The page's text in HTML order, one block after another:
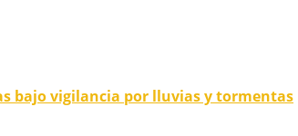
bajo vigilancia por lluvias y tormentas